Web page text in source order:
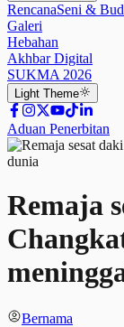
RencanaSeni &
Galeri
Hebahan
Akhbar Digital
SUKMA 2026
Light Theme
Aduan Penerbitan
Remaja
Bernama